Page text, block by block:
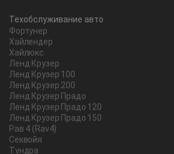
Техобслуживание авто
Фортунер
Хайлендер
Хайлюкс
Ленд Крузер
Ленд Крузер 100
Ленд Крузер 200
Ленд Крузер Прадо
Ленд Крузер Прадо 120
Ленд Крузер Прадо 150
Рав 4 (Rav4)
Секвойя
Тундра